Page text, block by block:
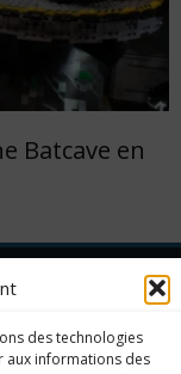
des technologies
aux informations des
Batcave en
préalable